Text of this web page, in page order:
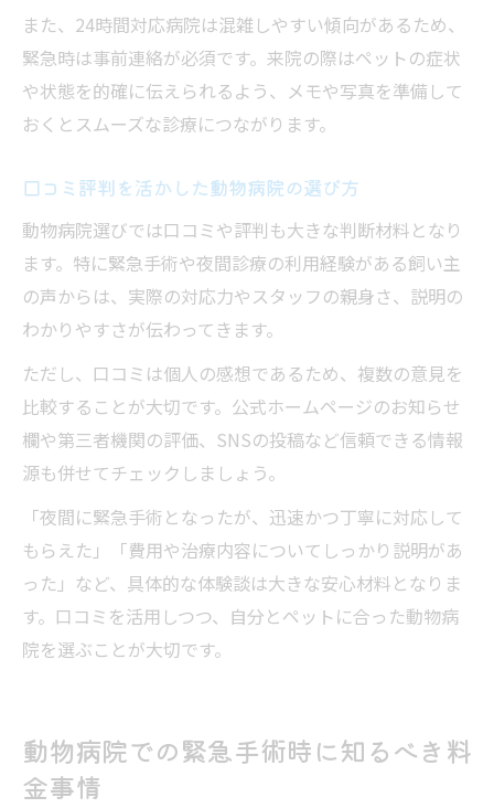
また、24時間対応病院は混雑しやすい傾向があるため、
緊急時は事前連絡が必須です。来院の際はペットの症状
や状態を的確に伝えられるよう、メモや写真を準備して
おくとスムーズな診療につながります。
口コミ評判を活かした動物病院の選び方
動物病院選びでは口コミや評判も大きな判断材料となり
ます。特に緊急手術や夜間診療の利用経験がある飼い主
の声からは、実際の対応力やスタッフの親身さ、説明の
わかりやすさが伝わってきます。
ただし、口コミは個人の感想であるため、複数の意見を
比較することが大切です。公式ホームページのお知らせ
欄や第三者機関の評価、SNSの投稿など信頼できる情報
源も併せてチェックしましょう。
「夜間に緊急手術となったが、迅速かつ丁寧に対応して
もらえた」「費用や治療内容についてしっかり説明があ
った」など、具体的な体験談は大きな安心材料となりま
す。口コミを活用しつつ、自分とペットに合った動物病
院を選ぶことが大切です。
動物病院での緊急手術時に知るべき料
金事情